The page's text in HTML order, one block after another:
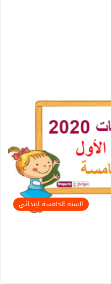
السنة الخامسة ابتدائي